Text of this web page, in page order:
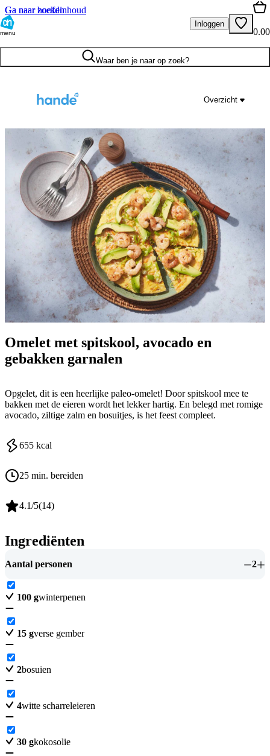
Ga naar hoofdinhoud
Ga naar zoeken
menu
Inloggen
0.00
Waar ben je naar op zoek?
Overzicht
Omelet met spitskool, avocado en
gebakken garnalen
Opgelet, dit is een heerlijke paleo-omelet! Door spitskool mee te
bakken met de eieren wordt het lekker hartig. En belegd met romige
avocado, ziltige zalm en bosuitjes, is het feest compleet.
655 kcal
25 min. bereiden
4.1/5(14)
Ingrediënten
Aantal personen 2
100 gwinterpenen
15 gverse gember
2bosuien
4witte scharreleieren
30 gkokosolie